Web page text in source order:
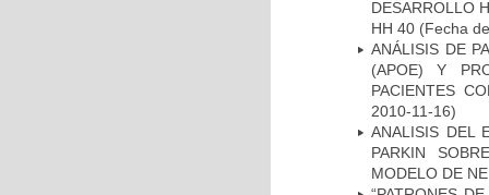
DESARROLLO
HH 40 (Fecha
ANÁLISIS DE
(APOE) Y
PACIENTES
2010-11-16)
ANALISIS DEL
PARKIN
MODELO DE